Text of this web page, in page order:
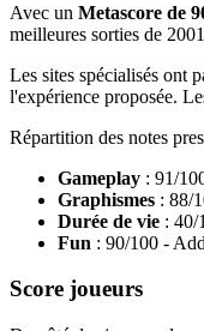
Avec un Metascore de
meilleures sorties de
Les sites spécialisés ont
l'expérience proposée.
Répartition des notes
Gameplay : 91/
Graphismes : 88/
Durée de vie : 40/
Fun : 90/100 -
Score joueurs